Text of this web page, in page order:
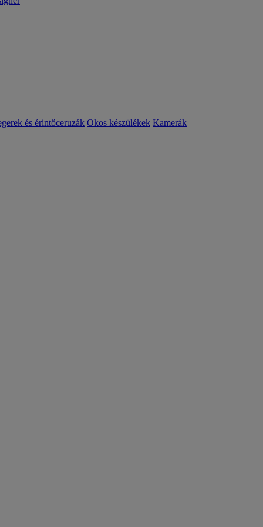
és érintőceruzák Okos készülékek Kamerák